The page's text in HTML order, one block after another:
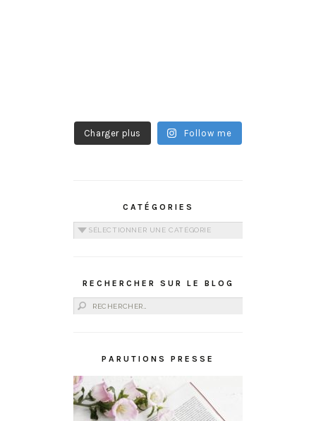
Charger plus Follow me
CATÉGORIES
Catégories
RECHERCHER SUR LE BLOG
Rechercher :
PARUTIONS PRESSE